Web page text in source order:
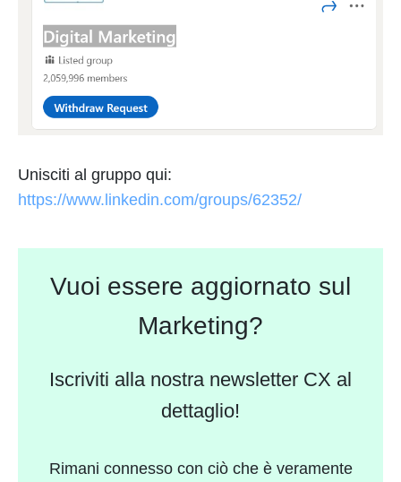
Unisciti al gruppo qui:
https://www.linkedin.com/groups/62352/
Vuoi essere aggiornato sul
Marketing?
Iscriviti alla nostra newsletter CX al
dettaglio!
Rimani connesso con ciò che è veramente